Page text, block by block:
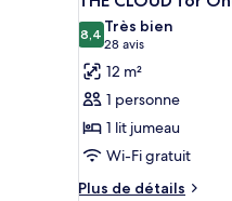
les
chambres
toutes
les
photos
pour
ce
type
de
chambre :
8,48,4 sur 10
Très bien
28 avis
(28 avis)
12 m²
1 personne
1 lit jumeau
Wi-Fi gratuit
Plus de détails
Plus